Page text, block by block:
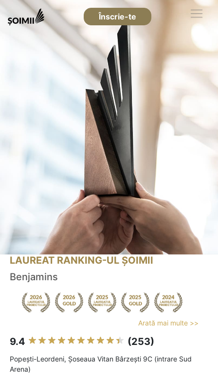
Înscrie-te
LAUREAT RANKING-UL ȘOIMII
Benjamins
Arată mai multe >>
9.4 (253)
Popeşti-Leordeni, Şoseaua Vitan Bârzeşti 9C (intrare Sud
Arena)